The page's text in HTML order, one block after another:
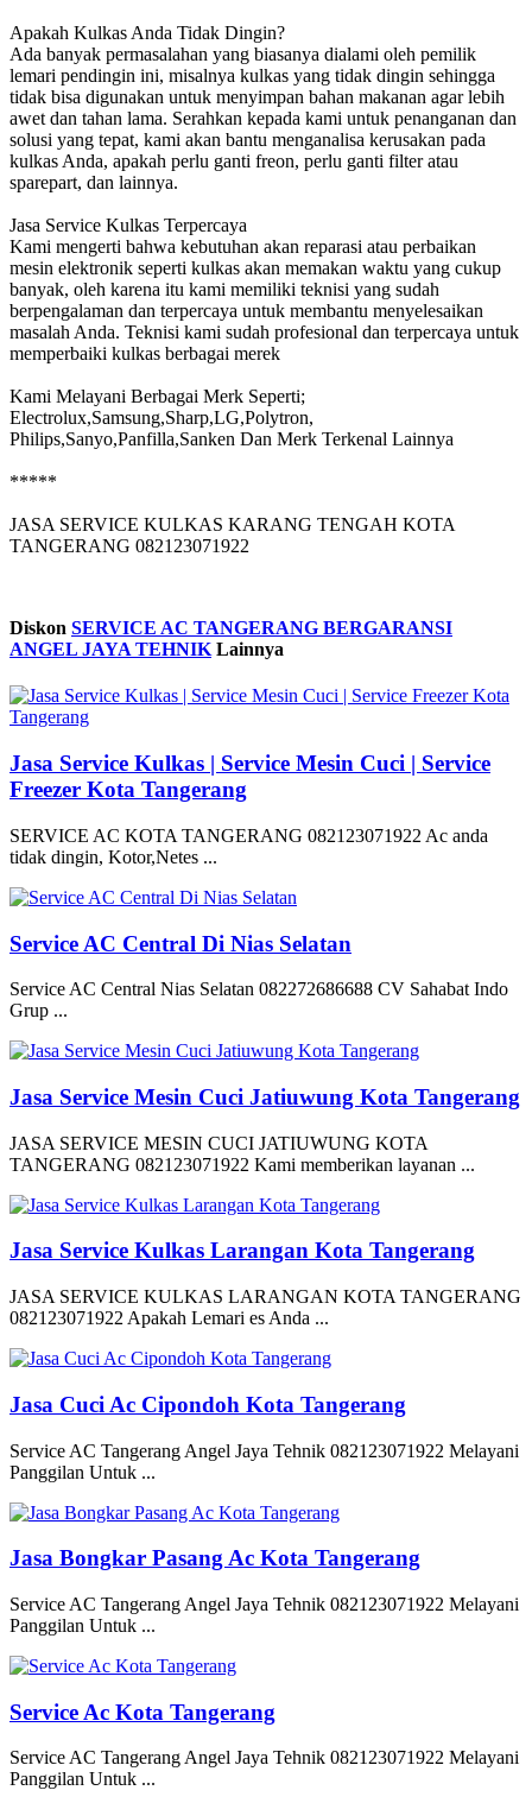
Apakah Kulkas Anda Tidak Dingin?
Ada banyak permasalahan yang biasanya dialami oleh pemilik
lemari pendingin ini, misalnya kulkas yang tidak dingin sehingga
tidak bisa digunakan untuk menyimpan bahan makanan agar lebih
awet dan tahan lama. Serahkan kepada kami untuk penanganan dan
solusi yang tepat, kami akan bantu menganalisa kerusakan pada
kulkas Anda, apakah perlu ganti freon, perlu ganti filter atau
sparepart, dan lainnya.
Jasa Service Kulkas Terpercaya
Kami mengerti bahwa kebutuhan akan reparasi atau perbaikan
mesin elektronik seperti kulkas akan memakan waktu yang cukup
banyak, oleh karena itu kami memiliki teknisi yang sudah
berpengalaman dan terpercaya untuk membantu menyelesaikan
masalah Anda. Teknisi kami sudah profesional dan terpercaya untuk
memperbaiki kulkas berbagai merek
Kami Melayani Berbagai Merk Seperti;
Electrolux,Samsung,Sharp,LG,Polytron,
Philips,Sanyo,Panfilla,Sanken Dan Merk Terkenal Lainnya
*****
JASA SERVICE KULKAS KARANG TENGAH KOTA
TANGERANG 082123071922
Diskon SERVICE AC TANGERANG BERGARANSI
ANGEL JAYA TEHNIK Lainnya
Jasa Service Kulkas | Service Mesin Cuci | Service
Freezer Kota Tangerang
SERVICE AC KOTA TANGERANG 082123071922 Ac anda
tidak dingin, Kotor,Netes ...
Service AC Central Di Nias Selatan
Service AC Central Nias Selatan 082272686688 CV Sahabat Indo
Grup ...
Jasa Service Mesin Cuci Jatiuwung Kota Tangerang
JASA SERVICE MESIN CUCI JATIUWUNG KOTA
TANGERANG 082123071922 Kami memberikan layanan ...
Jasa Service Kulkas Larangan Kota Tangerang
JASA SERVICE KULKAS LARANGAN KOTA TANGERANG
082123071922 Apakah Lemari es Anda ...
Jasa Cuci Ac Cipondoh Kota Tangerang
Service AC Tangerang Angel Jaya Tehnik 082123071922 Melayani
Panggilan Untuk ...
Jasa Bongkar Pasang Ac Kota Tangerang
Service AC Tangerang Angel Jaya Tehnik 082123071922 Melayani
Panggilan Untuk ...
Service Ac Kota Tangerang
Service AC Tangerang Angel Jaya Tehnik 082123071922 Melayani
Panggilan Untuk ...